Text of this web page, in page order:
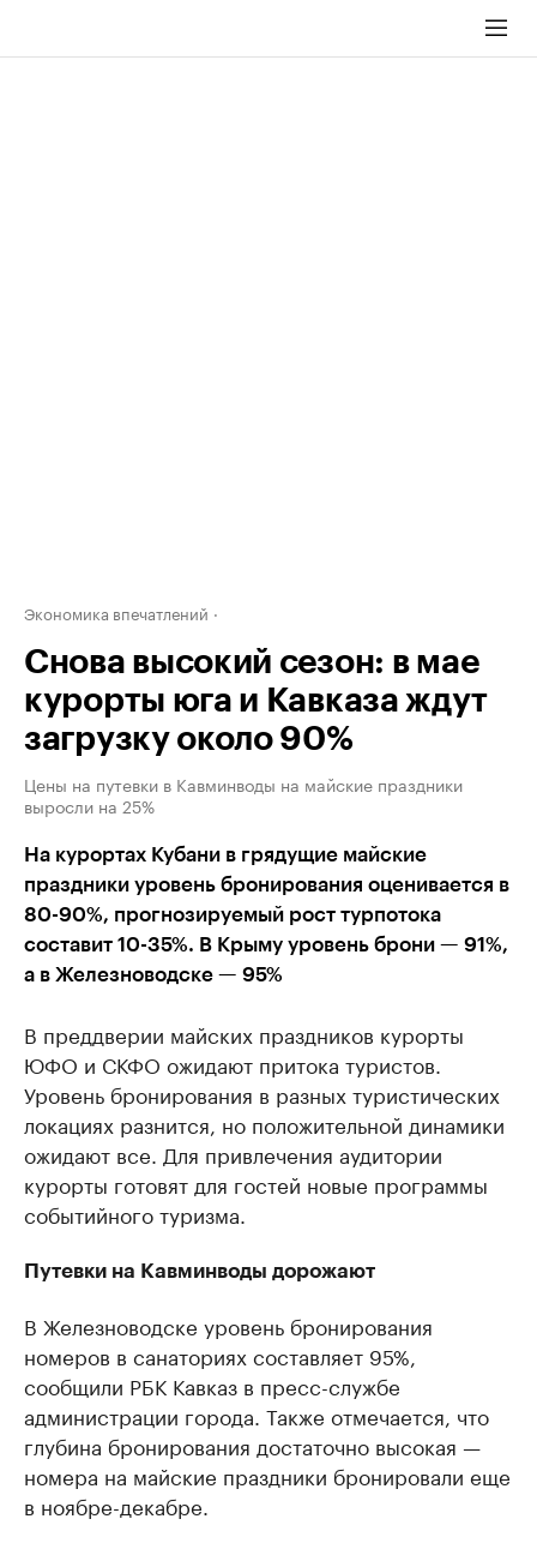
Экономика впечатлений
Снова высокий сезон: в мае
курорты юга и Кавказа ждут
загрузку около 90%
Цены на путевки в Кавминводы на майские праздники
выросли на 25%
На курортах Кубани в грядущие майские
праздники уровень бронирования оценивается в
80-90%, прогнозируемый рост турпотока
составит 10-35%. В Крыму уровень брони — 91%,
а в Железноводске — 95%
В преддверии майских праздников курорты
ЮФО и СКФО ожидают притока туристов.
Уровень бронирования в разных туристических
локациях разнится, но положительной динамики
ожидают все. Для привлечения аудитории
курорты готовят для гостей новые программы
событийного туризма.
Путевки на Кавминводы дорожают
В Железноводске уровень бронирования
номеров в санаториях составляет 95%,
сообщили РБК Кавказ в пресс-службе
администрации города. Также отмечается, что
глубина бронирования достаточно высокая —
номера на майские праздники бронировали еще
в ноябре-декабре.